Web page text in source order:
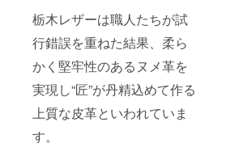
栃木レザーは職人たちが試
行錯誤を重ねた結果、柔ら
かく堅牢性のあるヌメ革を
実現し“匠”が丹精込めて作る
上質な皮革といわれていま
す。